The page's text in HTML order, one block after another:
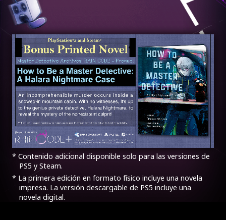
* Contenido adicional disponible solo para las versiones de
PS5 y Steam.
* La primera edición en formato físico incluye una novela
impresa. La versión descargable de PS5 incluye una
novela digital.